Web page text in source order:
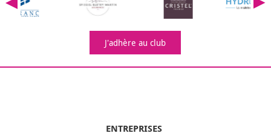
J'adhèreau club
ENTREPRISES